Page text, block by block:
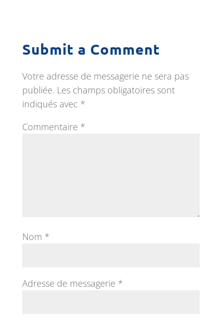
Submit a Comment
Votre adresse de messagerie ne sera pas
publiée. Les champs obligatoires sont
indiqués avec *
Commentaire *
Nom *
Adresse de messagerie *